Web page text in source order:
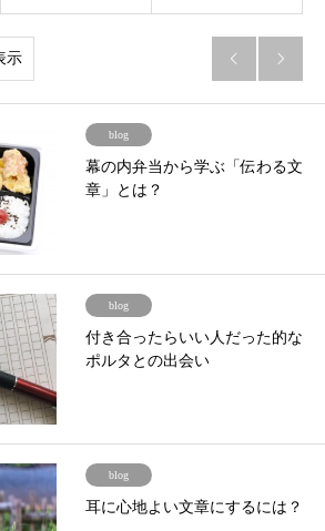
示  
blog
幕の内弁当から学ぶ「伝わる文
章」とは？
blog
付き合ったらいい人だった的な
ポルタとの出会い
blog
耳に心地よい文章にするには？